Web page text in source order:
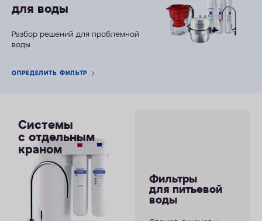
для воды
Разбор решений для проблемной
воды
ОПРЕДЕЛИТЬ ФИЛЬТР
Системы
с отдельным
краном
Фильтры
для питьевой
воды